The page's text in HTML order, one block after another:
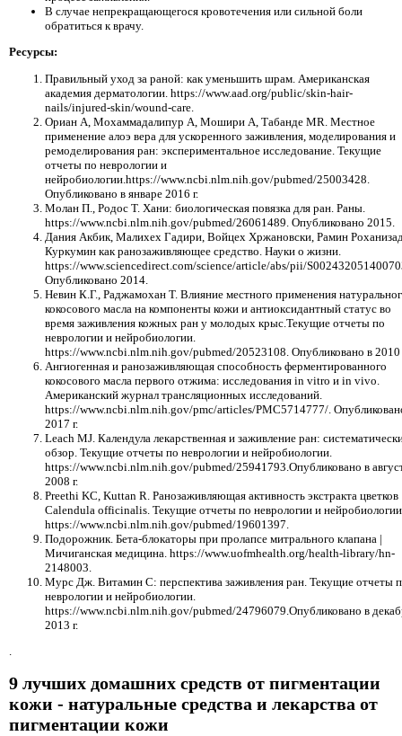
В случае непрекращающегося кровотечения или сильной боли
обратиться к врачу.
Ресурсы:
Правильный уход за раной: как уменьшить шрам. Американская
академия дерматологии. https://www.aad.org/public/skin-hair-
nails/injured-skin/wound-care.
Ориан А, Мохаммадалипур А, Мошири А, Табанде MR. Местное
применение алоэ вера для ускоренного заживления, моделирования и
ремоделирования ран: экспериментальное исследование. Текущие
отчеты по неврологии и
нейробиологии.https://www.ncbi.nlm.nih.gov/pubmed/25003428.
Опубликовано в январе 2016 г.
Молан П., Родос Т. Хани: биологическая повязка для ран. Раны.
https://www.ncbi.nlm.nih.gov/pubmed/26061489. Опубликовано 2015.
Дания Акбик, Малихех Гадири, Войцех Хржановски, Рамин
Куркумин как ранозаживляющее средство. Науки о жизни.
https://www.sciencedirect.com/science/article/abs/pii/
Опубликовано 2014.
Невин К.Г., Раджамохан Т. Влияние местного применения
кокосового масла на компоненты кожи и антиоксидантный статус во
время заживления кожных ран у молодых крыс.Текущие отчеты по
неврологии и нейробиологии.
https://www.ncbi.nlm.nih.gov/pubmed/20523108. Опубликовано в 2010
Ангиогенная и ранозаживляющая способность ферментированного
кокосового масла первого отжима: исследования in vitro и in vivo.
Американский журнал трансляционных исследований.
https://www.ncbi.nlm.nih.gov/pmc/articles/PMC5714777/.
2017 г.
Leach MJ. Календула лекарственная и заживление ран:
обзор. Текущие отчеты по неврологии и нейробиологии.
https://www.ncbi.nlm.nih.gov/pubmed/25941793.Опубликовано в
2008 г.
Preethi KC, Kuttan R. Ранозаживляющая активность экстракта цветков
Calendula officinalis. Текущие отчеты по неврологии и
https://www.ncbi.nlm.nih.gov/pubmed/19601397.
Подорожник. Бета-блокаторы при пролапсе митрального клапана |
Мичиганская медицина. https://www.uofmhealth.org/health-library/hn-
2148003.
Мурс Дж. Витамин С: перспектива заживления ран. Текущие отчеты
неврологии и нейробиологии.
https://www.ncbi.nlm.nih.gov/pubmed/24796079.Опубликовано в
2013 г.
9 лучших домашних средств от пигментации
кожи - натуральные средства и лекарства от
пигментации кожи